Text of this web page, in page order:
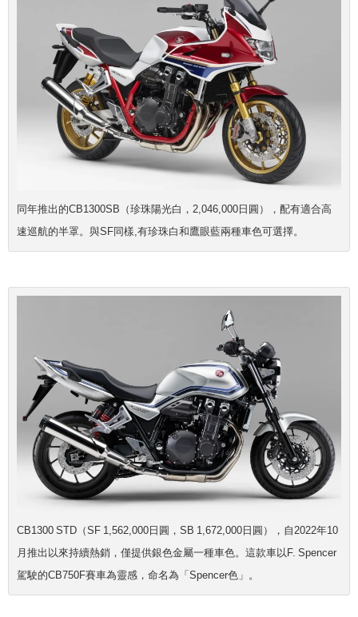
同年推出的CB1300SB（珍珠陽光白，2,046,000日圓），配有適合高
速巡航的半罩。與SF同樣,有珍珠白和鷹眼藍兩種車色可選擇。
CB1300 STD（SF 1,562,000日圓，SB 1,672,000日圓），自2022年10
月推出以來持續熱銷，僅提供銀色金屬一種車色。這款車以F. Spencer
駕駛的CB750F賽車為靈感，命名為「Spencer色」。